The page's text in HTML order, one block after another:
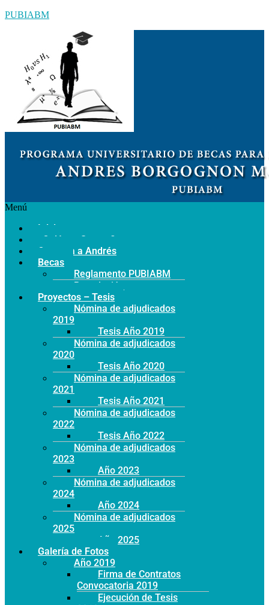
PUBIABM
Menú
Inicio
¿Quiénes Somos?
Conozca a Andrés
Becas
Reglamento PUBIABM
Postulación
Proyectos – Tesis
Nómina de adjudicados
2019
Tesis Año 2019
Nómina de adjudicados
2020
Tesis Año 2020
Nómina de adjudicados
2021
Tesis Año 2021
Nómina de adjudicados
2022
Tesis Año 2022
Nómina de adjudicados
2023
Año 2023
Nómina de adjudicados
2024
Año 2024
Nómina de adjudicados
2025
Año 2025
Galería de Fotos
Año 2019
Firma de Contratos
Convocatoria 2019
Ejecución de Tesis